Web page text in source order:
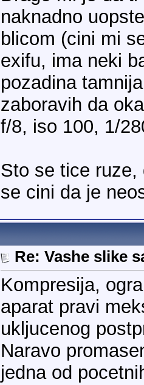
naknadno
blicom (cini mi
exifu, ima neki
pozadina
zaboravih da
f/8, iso 100, 1/
Sto se tice
se cini da je
Re: Vashe slike
Kompresija,
aparat pravi
ukljucenog
Naravo
jedna od